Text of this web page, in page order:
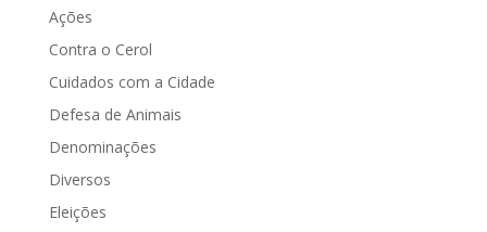
Ações
Contra o Cerol
Cuidados com a Cidade
Defesa de Animais
Denominações
Diversos
Eleições